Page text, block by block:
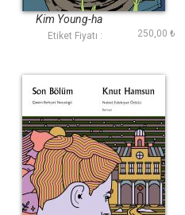
Kim Young-ha
Etiket Fiyatı : 250,00 ₺